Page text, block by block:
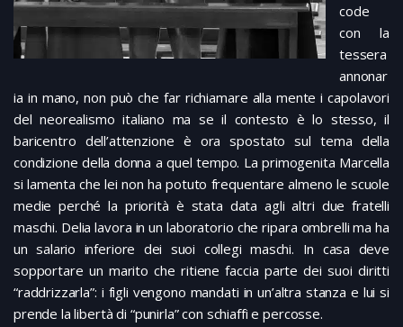
code
con la
tessera
annonar
ia in mano, non può che far richiamare alla mente i capolavori
del neorealismo italiano ma se il contesto è lo stesso, il
baricentro dell’attenzione è ora spostato sul tema della
condizione della donna a quel tempo. La primogenita Marcella
si lamenta che lei non ha potuto frequentare almeno le scuole
medie perché la priorità è stata data agli altri due fratelli
maschi. Delia lavora in un laboratorio che ripara ombrelli ma ha
un salario inferiore dei suoi collegi maschi. In casa deve
sopportare un marito che ritiene faccia parte dei suoi diritti
“raddrizzarla”: i figli vengono mandati in un’altra stanza e lui si
prende la libertà di “punirla” con schiaffi e percosse.